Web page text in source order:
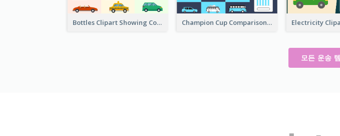
Bottles Clipart Showing Comparison Champion Cup Comparison About Car
모든 운송